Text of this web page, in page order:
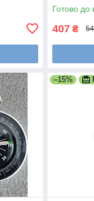
Готово до
407 ₴
–15%